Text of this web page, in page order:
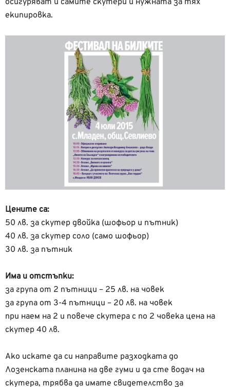
екипировка.
Цените са:
50 лв. за скутер двойка (шофьор и пътник)
40 лв. за скутер соло (само шофьор)
30 лв. за пътник
Има и отстъпки:
за група от 2 пътници – 25 лв. на човек
за група от 3-4 пътници – 20 лв. на човек
при наем на 2 и повече скутера с по 2 човека цена на
скутер 40 лв.
Ако искате да си направите разходката до
Лозенската планина на две гуми и да сте водач на
скутера, трябва да имате свидетелство за